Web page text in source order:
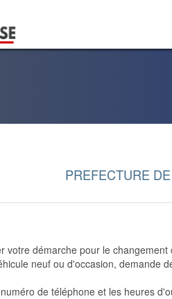
PREFECTURE
votre démarche pour le
neuf ou d'occasion, demande
de téléphone et les heures